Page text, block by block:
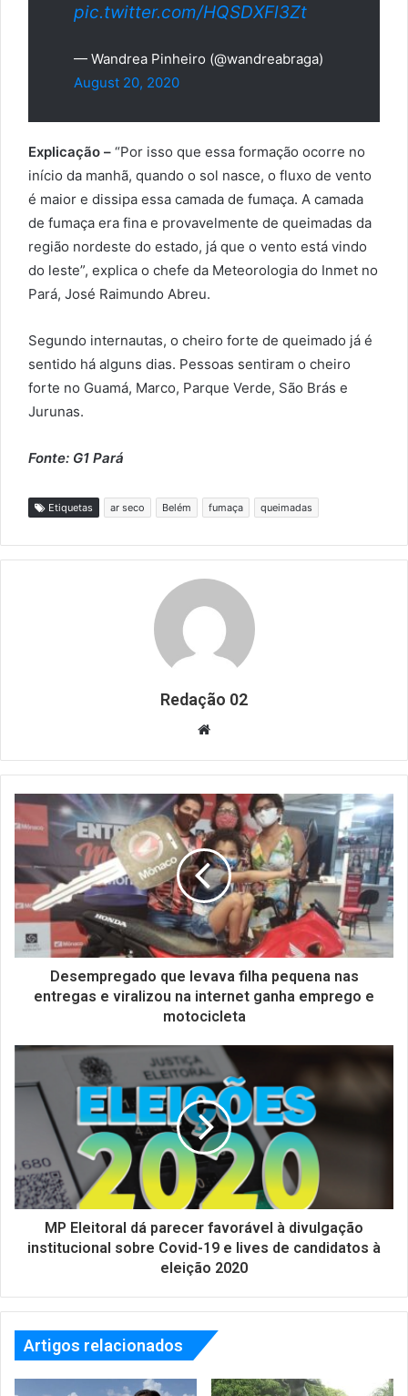
pic.twitter.com/HQSDXFl3Zt
— Wandrea Pinheiro (@wandreabraga)
August 20, 2020
Explicação – “Por isso que essa formação ocorre no
início da manhã, quando o sol nasce, o fluxo de vento
é maior e dissipa essa camada de fumaça. A camada
de fumaça era fina e provavelmente de queimadas da
região nordeste do estado, já que o vento está vindo
do leste”, explica o chefe da Meteorologia do Inmet no
Pará, José Raimundo Abreu.
Segundo internautas, o cheiro forte de queimado já é
sentido há alguns dias. Pessoas sentiram o cheiro
forte no Guamá, Marco, Parque Verde, São Brás e
Jurunas.
Fonte: G1 Pará
Etiquetas ar seco Belém fumaça queimadas
Redação 02
Website
Desempregado que levava filha pequena nas
entregas e viralizou na internet ganha emprego e
motocicleta
MP Eleitoral dá parecer favorável à divulgação
institucional sobre Covid-19 e lives de candidatos à
eleição 2020
Artigos relacionados